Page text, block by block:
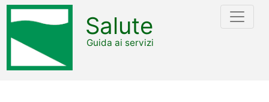
Salute
Guida ai servizi